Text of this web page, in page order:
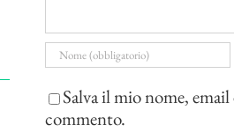
Salva il mio nome,
commento.